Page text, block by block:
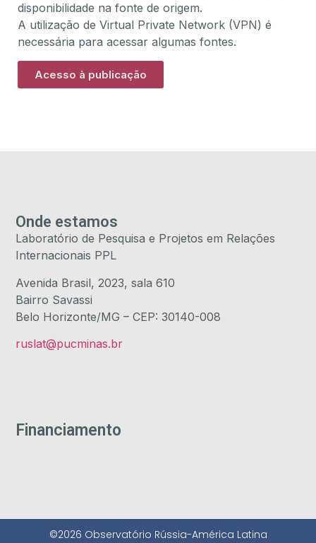
disponibilidade na fonte de origem.
A utilização de Virtual Private Network (VPN) é
necessária para acessar algumas fontes.
Acesso à publicação
Financiamento
Onde estamos
Laboratório de Pesquisa e Projetos em Relações
Internacionais PPL
Avenida Brasil, 2023, sala 610
Bairro Savassi
Belo Horizonte/MG – CEP: 30140-008
ruslat@pucminas.br
©2026 Observatório Rússia-América Latina